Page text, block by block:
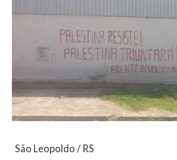
São Leopoldo / RS